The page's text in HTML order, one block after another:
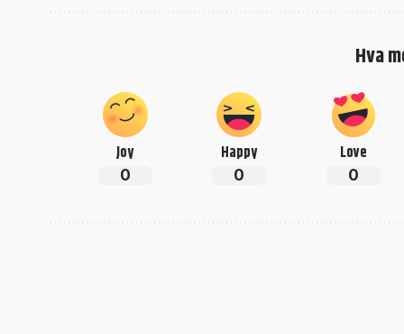
Hva
Joy
0
Happy
0
Love
0